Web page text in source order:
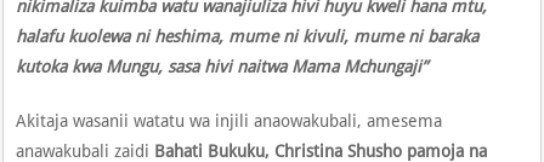
nikimaliza kuimba watu wanajiuliza hivi huyu kweli hana mtu,
halafu kuolewa ni heshima, mume ni kivuli, mume ni baraka
kutoka kwa Mungu, sasa hivi naitwa Mama Mchungaji”
Akitaja wasanii watatu wa injili anaowakubali, amesema
anawakubali zaidi Bahati Bukuku, Christina Shusho pamoja na